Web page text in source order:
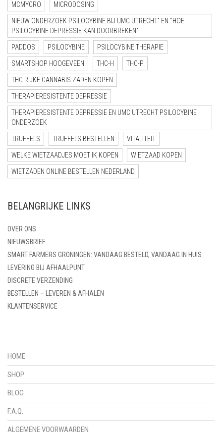
MCMYCRO MICRODOSING
NIEUW ONDERZOEK PSILOCYBINE BIJ UMC UTRECHT” EN “HOE
PSILOCYBINE DEPRESSIE KAN DOORBREKEN”.
PADDOS PSILOCYBINE PSILOCYBINE THERAPIE
SMARTSHOP HOOGEVEEN THC-H THC-P
THC RIJKE CANNABIS ZADEN KOPEN
THERAPIERESISTENTE DEPRESSIE
THERAPIERESISTENTE DEPRESSIE EN UMC UTRECHT PSILOCYBINE
ONDERZOEK
TRUFFELS TRUFFELS BESTELLEN VITALITEIT
WELKE WIETZAADJES MOET IK KOPEN WIETZAAD KOPEN
WIETZADEN ONLINE BESTELLEN NEDERLAND
BELANGRIJKE LINKS
OVER ONS
NIEUWSBRIEF
SMART FARMERS GRONINGEN: VANDAAG BESTELD, VANDAAG IN HUIS
LEVERING BIJ AFHAALPUNT
DISCRETE VERZENDING
BESTELLEN – LEVEREN & AFHALEN
KLANTENSERVICE
HOME
SHOP
BLOG
F.A.Q.
ALGEMENE VOORWAARDEN